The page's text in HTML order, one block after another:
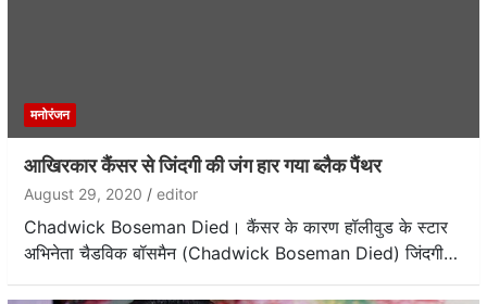
मनोरंजन
आखिरकार कैंसर से जिंदगी की जंग हार गया ब्लैक पैंथर
August 29, 2020 editor
Chadwick Boseman Died। कैंसर के कारण हॉलीवुड के स्टार
अभिनेता चैडविक बॉसमैन (Chadwick Boseman Died) जिंदगी…